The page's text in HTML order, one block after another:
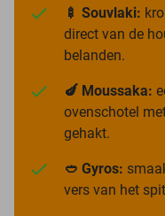
🍢 Souvlaki:
direct van de
belanden.
🍆 Moussaka:
ovenschotel
gehakt.
🥙 Gyros:
vers van het